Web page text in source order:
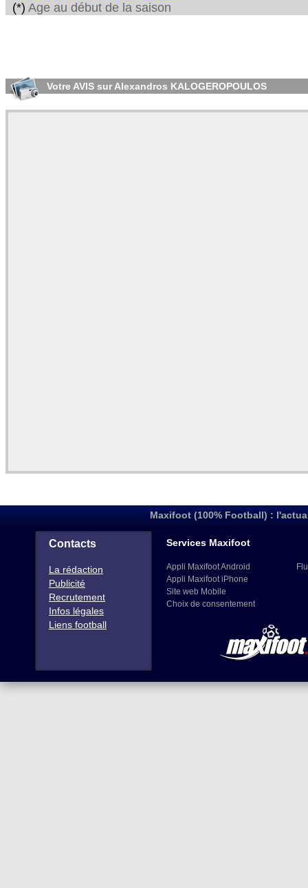
(*) Age au début de la saison
Votre AVIS sur Alexandros KALOGEROPOULOS
Maxifoot (100% Football) :
Contacts
La rédaction
Publicité
Recrutement
Infos légales
Liens football
Services Maxifoot
Appli Maxifoot Android
Appli Maxifoot iPhone
Site web Mobile
Choix de consentement